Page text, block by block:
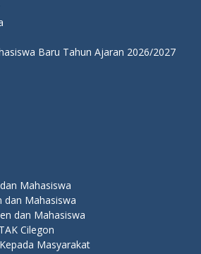
Baru Tahun Ajaran 2026/2027
Mahasiswa
dan Mahasiswa
dan Mahasiswa
Cilegon
Masyarakat